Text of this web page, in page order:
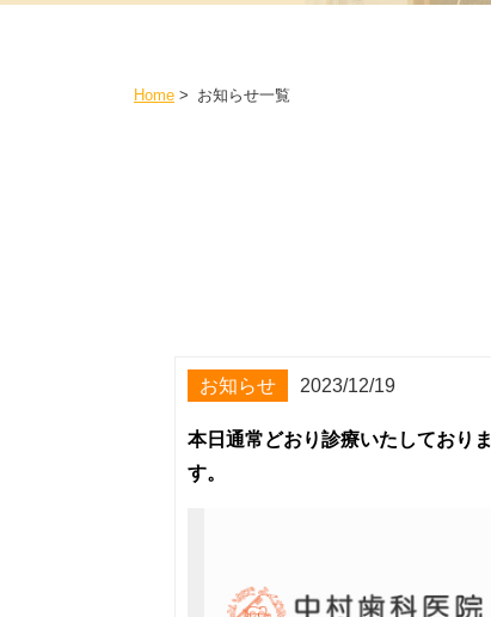
Home > お知らせ一覧
お知らせ 2023/12/19
本日通常どおり診療いたしておりま
す。